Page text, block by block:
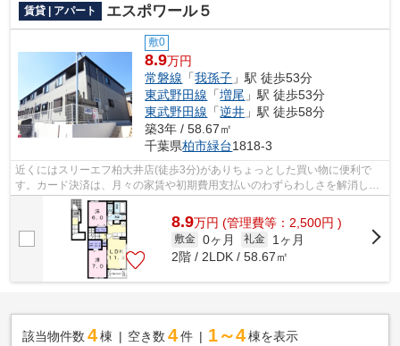
賃貸 | アパート エスポワール５
敷0
8.9万円
常磐線 「我孫子 」駅 徒歩53分
東武野田線 「増尾 」駅 徒歩53分
東武野田線 「逆井 」駅 徒歩58分
築3年 / 58.67㎡
千葉県柏市緑台1818-3
近くにはスリーエフ柏大井店(徒歩3分)がありちょっとした買い物に便利で
す。カード決済は、月々の家賃や初期費用支払いのわずらわしさを解消して
くれます。最上階の物件です。まだまだ...
8.9万円 (管理費等：2,500円 )
敷金 0ヶ月 礼金
1ヶ月
2階 / 2LDK / 58.67㎡
該当物件数 4棟 空き数 4 件 1～4 棟を表示